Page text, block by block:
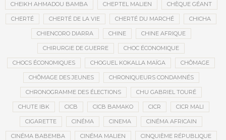
CHEIKH AHMADOU BAMBA CHEPTEL MALIEN CHÈQUE GÉANT
CHERTÉ CHERTÉ DE LA VIE CHERTÉ DU MARCHÉ CHICHA
CHIENCORO DIARRA CHINE CHINE AFRIQUE
CHIRURGIE DE GUERRE CHOC ÉCONOMIQUE
CHOCS ÉCONOMIQUES CHOGUEL KOKALLA MAÏGA CHÔMAGE
CHÔMAGE DES JEUNES CHRONIQUEURS CONDAMNÉS
CHRONOGRAMME DES ÉLECTIONS CHU GABRIEL TOURÉ
CHUTE IBK CICB CICB BAMAKO CICR CICR MALI
CIGARETTE CINÉMA CINEMA CINÉMA AFRICAIN
CINÉMA BABEMBA CINÉMA MALIEN CINQUIÈME RÉPUBLIQUE